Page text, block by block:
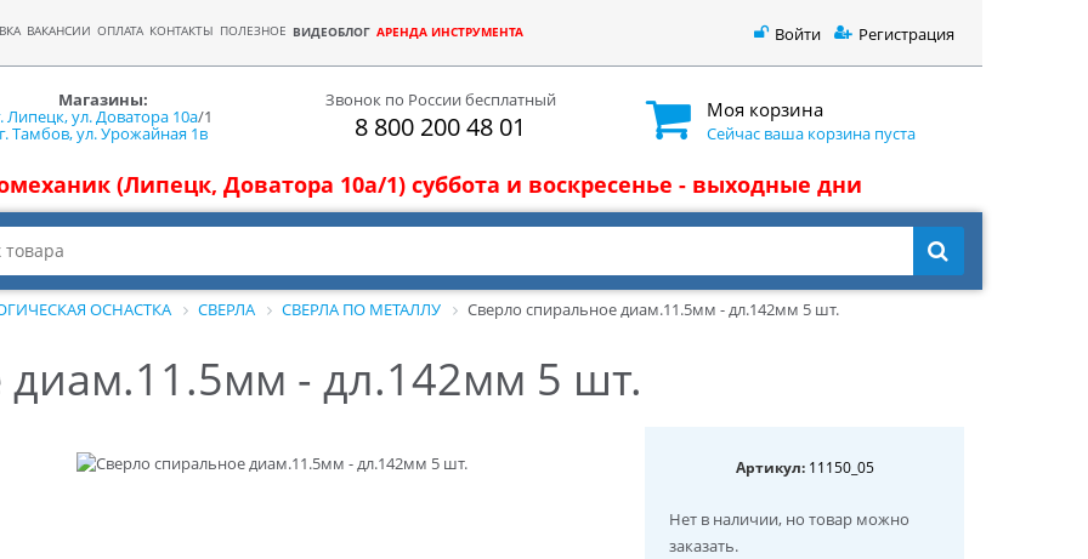
ВАКАНСИИ ОПЛАТА КОНТАКТЫ ПОЛЕЗНОЕ ВИДЕОБЛОГ АРЕНДА ИНСТРУМЕНТА Войти Регистрация
Магазины:
Липецк, ул. Доватора 10а/1
г. Тамбов, ул. Урожайная 1в
Звонок по России бесплатный
8 800 200 48 01
Моя корзина
Сейчас ваша корзина пуста
(Липецк, Доватора 10а/1) суббота и воскресенье - выходные дни
ОСНАСТКА СВЕРЛА СВЕРЛА ПО МЕТАЛЛУ Сверло спиральное диам.11.5мм - дл.142мм 5 шт.
диам.11.5мм - дл.142мм 5 шт.
Артикул:11150_05
Нет в наличии, но товар можно
заказать.